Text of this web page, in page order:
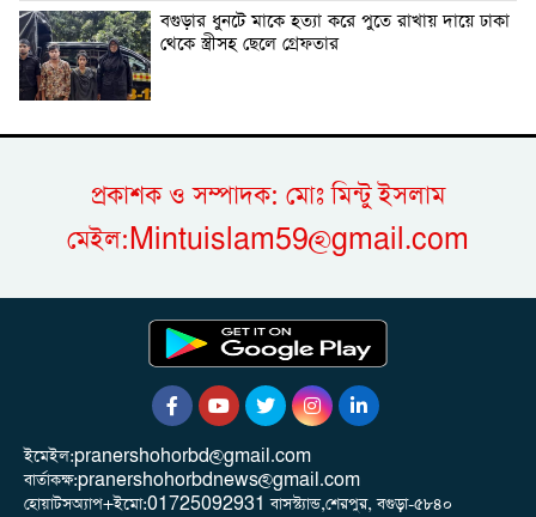
বগুড়ার ধুনটে মাকে হত্যা করে পুতে রাখায় দায়ে ঢাকা
থেকে স্ত্রীসহ ছেলে গ্রেফতার
প্রকাশক ও সম্পাদক: মোঃ মিন্টু ইসলাম
মেইল:Mintuislam59@gmail.com
ইমেইল:pranershohorbd@gmail.com
বার্তাকক্ষ:pranershohorbdnews@gmail.com
হোয়াটসঅ্যাপ+ইমো:01725092931 বাসস্ট্যান্ড,শেরপুর, বগুড়া-৫৮৪০